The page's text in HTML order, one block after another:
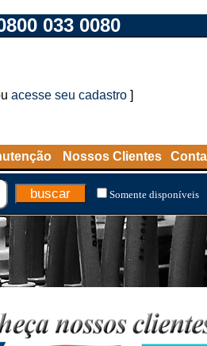
033 0080
acesse seu cadastro ]
Nossos Clientes
Somente disponíveis